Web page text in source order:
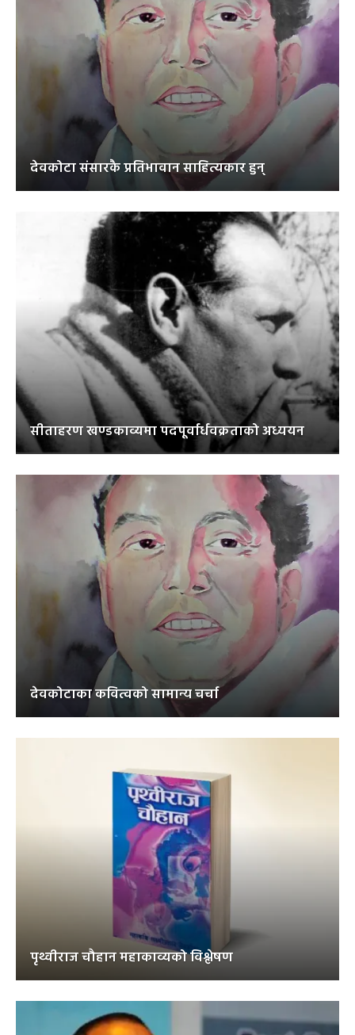
देवकोटा संसारकै प्रतिभावान साहित्यकार हुन्
सीताहरण खण्डकाव्यमा पदपूर्वार्धवक्रताको अध्ययन
देवकोटाका कवित्वको सामान्य चर्चा
पृथ्वीराज चौहान महाकाव्यको विश्लेषण